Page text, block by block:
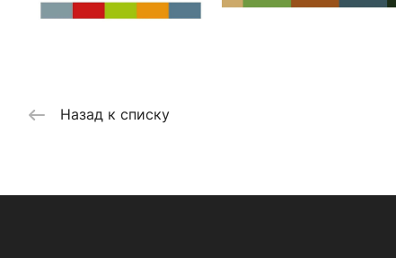
Назад к списку